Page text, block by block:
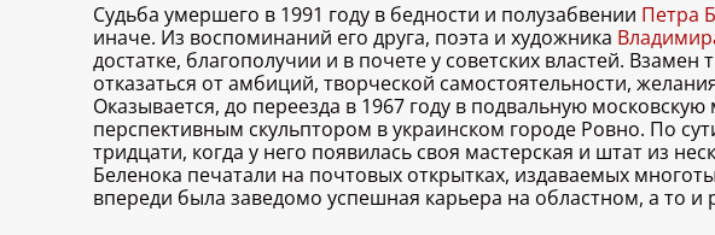
Судьба умершего в 1991 году в бедности и полузабвении Петра
иначе. Из воспоминаний его друга, поэта и художника
достатке, благополучии и в почете у советских властей.
отказаться от амбиций, творческой самостоятельности,
Оказывается, до переезда в 1967 году в подвальную
перспективным скульптором в украинском городе Ровно. По
тридцати, когда у него появилась своя мастерская и штат из
Беленока печатали на почтовых открытках, издаваемых
впереди была заведомо успешная карьера на областном, а то и